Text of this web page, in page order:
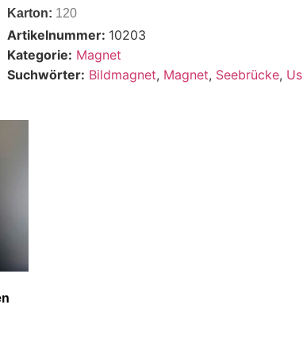
Karton: 120
Artikelnummer: 10203
Kategorie: Magnet
Suchwörter: Bildmagnet, Magnet, Seebrücke,